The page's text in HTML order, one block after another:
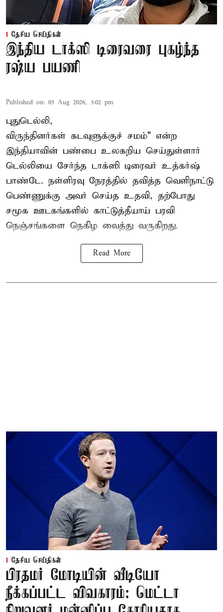
தேசிய செய்திகள்
இந்திய டாக்ஸி டிரைவரை புகழ்ந்த
ரஷ்ய பயணி
Published on: 05 Aug 2026, 3:02 pm
புதுடெல்லி,
விருந்தினர்கள் கடவுளுக்குச் சமம்" என்ற
இந்தியாவின் பண்பை உலகறிய செய்துள்ளார்
டெல்லியை சேர்ந்த டாக்ஸி டிரைவர் உத்கர்ஷ்
பாண்டே. நள்ளிரவு நேரத்தில் தவித்த வெளிநாட்டு
பெண்ணுக்கு அவர் செய்த உதவி, தற்போது
சமூக ஊடகங்களில் காட்டுத்தீயாய் பரவி
நெஞ்சங்களை நெகிழ வைத்து வருகிறது.
Read More
தேசிய செய்திகள்
பிரதமர் மோடியின் வீடியோ
நீக்கப்பட்ட விவகாரம்: மெட்டா